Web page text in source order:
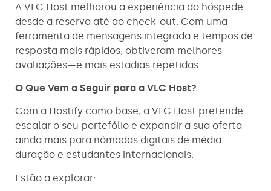
A VLC Host melhorou a experiência do hóspede
desde a reserva até ao check-out. Com uma
ferramenta de mensagens integrada e tempos de
resposta mais rápidos, obtiveram melhores
avaliações—e mais estadias repetidas.
O Que Vem a Seguir para a VLC Host?
Com a Hostify como base, a VLC Host pretende
escalar o seu portefólio e expandir a sua oferta—
ainda mais para nómadas digitais de média
duração e estudantes internacionais.
Estão a explorar: